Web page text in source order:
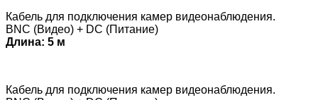
Кабель для подключения камер видеонаблюдения.
BNC (Видео) + DC (Питание)
Длина: 5 м
Кабель для подключения камер видеонаблюдения.